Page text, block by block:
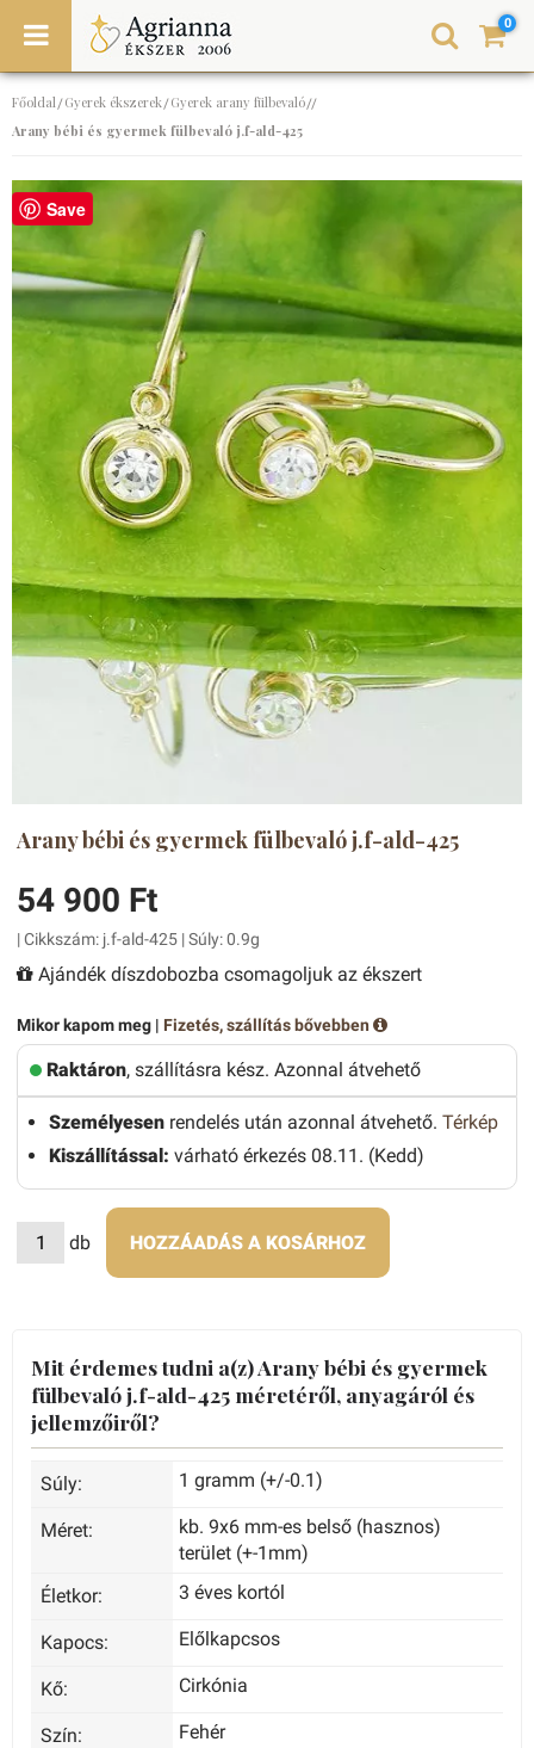
0
Főoldal/Gyerek ékszerek/Gyerek arany fülbevaló//
Arany bébi és gyermek fülbevaló j.f-ald-425
Save
Arany bébi és gyermek fülbevaló j.f-ald-425
54 900 Ft
| Cikkszám: j.f-ald-425 | Súly: 0.9g
Ajándék díszdobozba csomagoljuk az ékszert
Mikor kapom meg | Fizetés, szállítás bővebben
Raktáron, szállításra kész. Azonnal átvehető
Személyesen rendelés után azonnal átvehető. Térkép
Kiszállítással: várható érkezés 08.11. (Kedd)
db HOZZÁADÁS A KOSÁRHOZ
Mit érdemes tudni a(z) Arany bébi és gyermek
fülbevaló j.f-ald-425 méretéről, anyagáról és
jellemzőiről?
Súly: 1 gramm (+/-0.1)
Méret:
kb. 9x6 mm-es belső (hasznos)
terület (+-1mm)
Életkor:
3 éves kortól
Kapocs: Előlkapcsos
Kő: Cirkónia
Szín: Fehér